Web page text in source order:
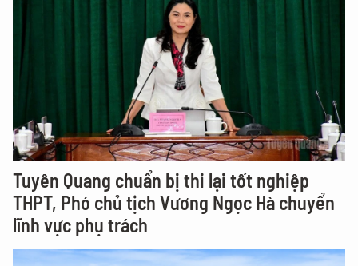
Tuyên Quang chuẩn bị thi lại tốt nghiệp
THPT, Phó chủ tịch Vương Ngọc Hà chuyển
lĩnh vực phụ trách